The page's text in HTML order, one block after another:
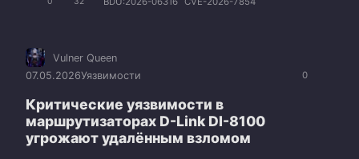
0
Vulner Queen
07.05.2026Уязвимости
Критические уязвимости в
маршрутизаторах D-Link DI-8100
угрожают удалённым взломом